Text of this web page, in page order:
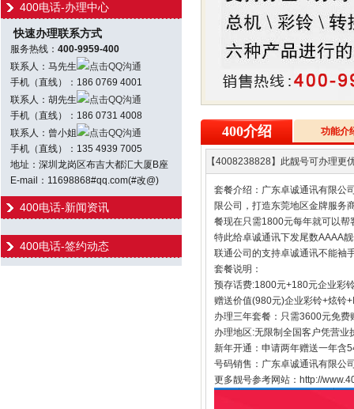
400电话-办理中心
快速办理联系方式
服务热线： 400-9959-400
联系人：马先生
点击QQ沟通
手机（直线）：186 0769 4001
联系人：胡先生
点击QQ沟通
手机（直线）：186 0731 4008
联系人：曾小姐
点击QQ沟通
手机（直线）：135 4939 7005
地址：深圳龙岗区布吉大都汇大厦B座
E-mail：11698868#qq.com(#改@)
400电话-新闻资讯
400电话-签约动态
400介绍 功能介
【4008238828】此靓号可办理
套餐介绍：广东卓诚通讯有限公
限公司，打造东莞地区金牌服务
餐现在只需1800元每年就可以
特此给卓诚通讯下发尾数AAAA
联通公司的支持卓诚通讯不能袖
套餐说明：
预存话费:1800元+180元企业彩
赠送价值(980元)企业彩铃+炫铃
办理三年套餐：只需3600元免
办理地区:无限制全国客户凭营
新年开通：申请两年赠送一年含
号码销售：广东卓诚通讯有限公
更多靓号参考网站：http://